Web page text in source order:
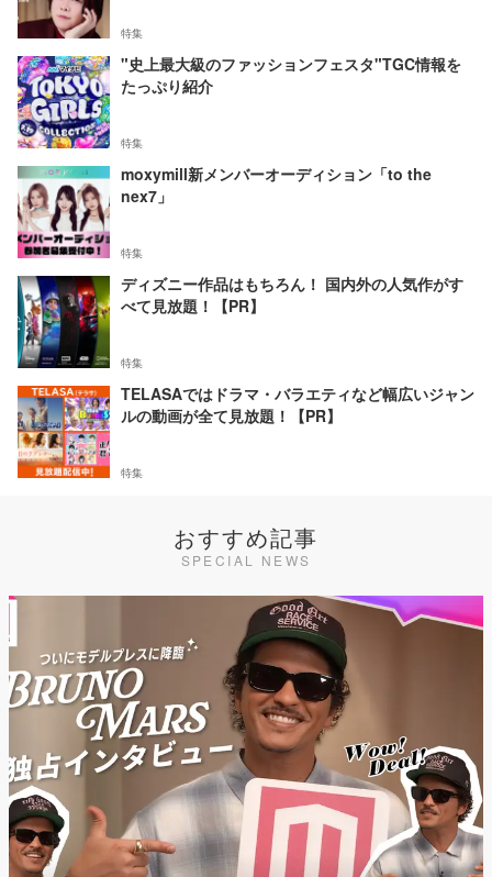
特集
"史上最大級のファッションフェスタ"TGC情報を
たっぷり紹介
特集
moxymill新メンバーオーディション「to the
nex7」
特集
ディズニー作品はもちろん！ 国内外の人気作がす
べて見放題！【PR】
特集
TELASAではドラマ・バラエティなど幅広いジャン
ルの動画が全て見放題！【PR】
特集
おすすめ記事
SPECIAL NEWS